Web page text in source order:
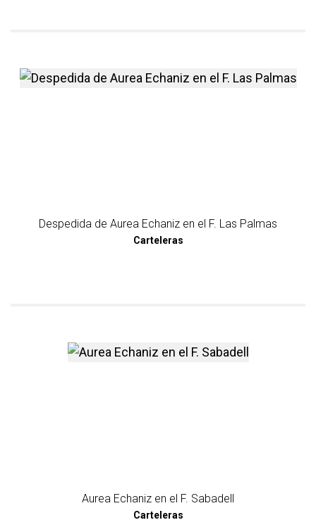
Despedida de Aurea Echaniz en el F. Las Palmas
Carteleras
más información sobre
Aurea Echaniz en el F. Sabadell
Carteleras
más información sobre